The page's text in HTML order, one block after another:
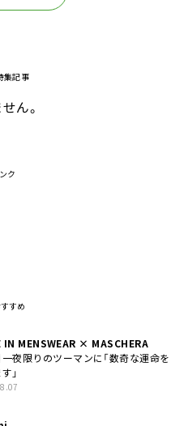
集記事
ん。
ク
すめ
IN MENSWEAR × MASCHERA
一夜限りのツーマンに「数奇な運命を
」